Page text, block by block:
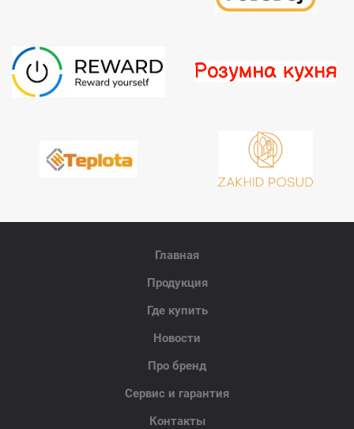
Главная
Продукция
Где купить
Новости
Про бренд
Сервис и гарантия
Контакты